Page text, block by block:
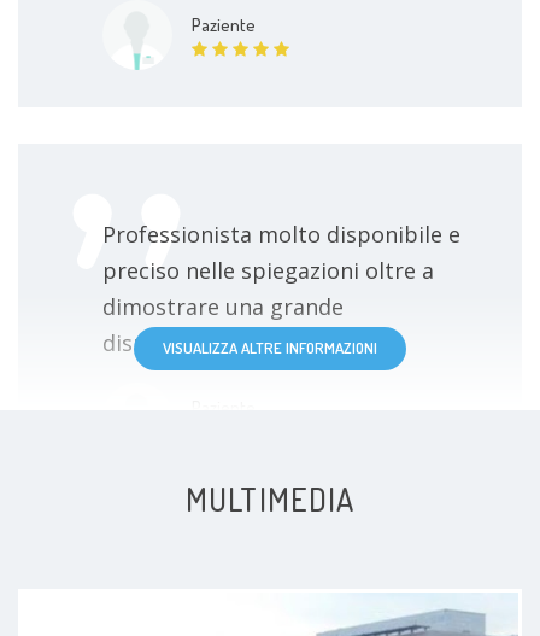
Paziente
Professionista molto disponibile e
preciso nelle spiegazioni oltre a
dimostrare una grande
disponibilità.
Ringrazio il Dottor Angelo Rusconi
VISUALIZZA ALTRE INFORMAZIONI
MULTIMEDIA